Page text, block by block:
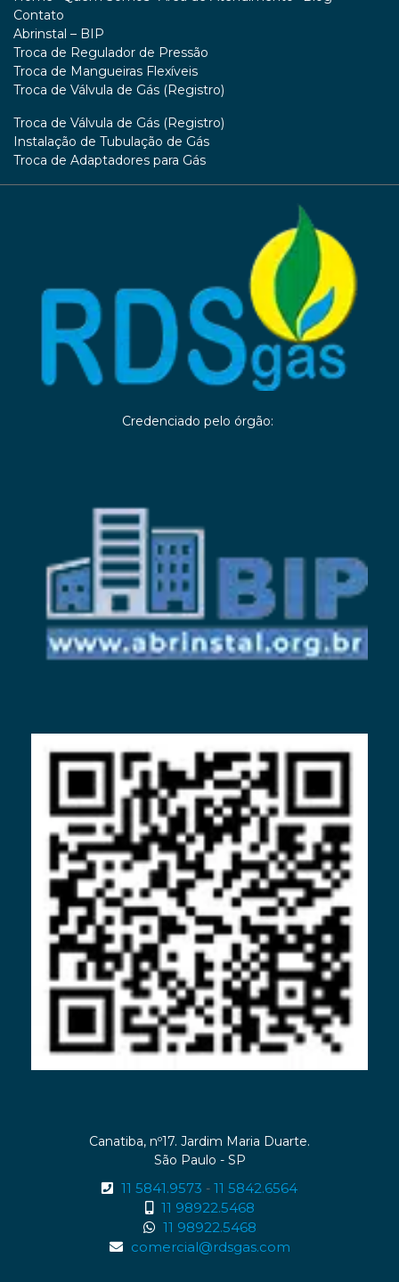
Contato
Abrinstal – BIP
Troca de Regulador de Pressão
Troca de Mangueiras Flexíveis
Troca de Válvula de Gás (Registro)
Troca de Válvula de Gás (Registro)
Instalação de Tubulação de Gás
Troca de Adaptadores para Gás
Credenciado pelo órgão:
Canatiba, nº17. Jardim Maria Duarte.
São Paulo - SP
11 5841.9573 - 11 5842.6564
11 98922.5468
11 98922.5468
comercial@rdsgas.com